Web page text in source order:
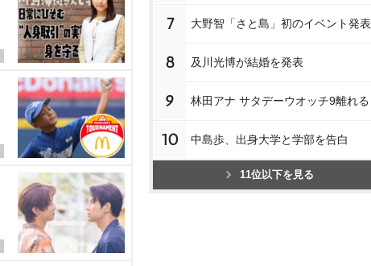
7 大野智「さと島」初のイベント発表
8 及川光博が結婚を発表
9 林田アナ サタデーウオッチ9離れる
10 中島歩、出身大学と学部を告白
11位以下を見る